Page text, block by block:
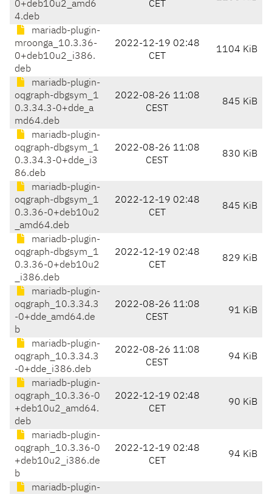
0+deb10u2_amd6
4.deb
CET
mariadb-plugin-
mroonga_10.3.36-
0+deb10u2_i386.
deb
2022-12-19 02:48
CET
1104 KiB
mariadb-plugin-
oqgraph-dbgsym_1
0.3.34.3-0+dde_a
md64.deb
2022-08-26 11:08
CEST
845 KiB
mariadb-plugin-
oqgraph-dbgsym_1
0.3.34.3-0+dde_i3
86.deb
2022-08-26 11:08
CEST
830 KiB
mariadb-plugin-
oqgraph-dbgsym_1
0.3.36-0+deb10u2
_amd64.deb
2022-12-19 02:48
CET
845 KiB
mariadb-plugin-
oqgraph-dbgsym_1
0.3.36-0+deb10u2
_i386.deb
2022-12-19 02:48
CET
829 KiB
mariadb-plugin-
oqgraph_10.3.34.3
-0+dde_amd64.de
b
2022-08-26 11:08
CEST
91 KiB
mariadb-plugin-
oqgraph_10.3.34.3
-0+dde_i386.deb
2022-08-26 11:08
CEST
94 KiB
mariadb-plugin-
oqgraph_10.3.36-0
+deb10u2_amd64.
deb
2022-12-19 02:48
CET
90 KiB
mariadb-plugin-
oqgraph_10.3.36-0
+deb10u2_i386.de
b
2022-12-19 02:48
CET
94 KiB
mariadb-plugin-